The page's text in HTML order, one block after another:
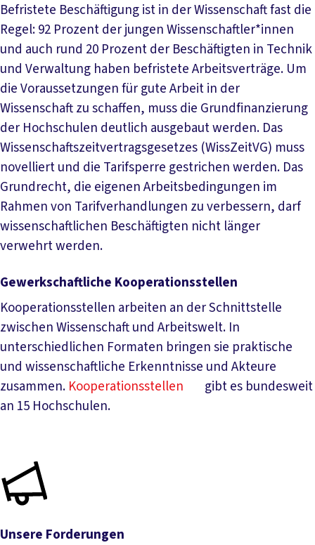
Befristete Beschäftigung ist in der Wissenschaft fast die
Regel: 92 Prozent der jungen Wissenschaftler*innen
und auch rund 20 Prozent der Beschäftigten in Technik
und Verwaltung haben befristete Arbeitsverträge. Um
die Voraussetzungen für gute Arbeit in der
Wissenschaft zu schaffen, muss die Grundfinanzierung
der Hochschulen deutlich ausgebaut werden. Das
Wissenschaftszeitvertragsgesetzes (WissZeitVG) muss
novelliert und die Tarifsperre gestrichen werden. Das
Grundrecht, die eigenen Arbeitsbedingungen im
Rahmen von Tarifverhandlungen zu verbessern, darf
wissenschaftlichen Beschäftigten nicht länger
verwehrt werden.
Gewerkschaftliche Kooperationsstellen
Kooperationsstellen arbeiten an der Schnittstelle
zwischen Wissenschaft und Arbeitswelt. In
unterschiedlichen Formaten bringen sie praktische
und wissenschaftliche Erkenntnisse und Akteure
zusammen. Kooperationsstellen
gibt es bundesweit
an 15 Hochschulen.
Unsere Forderungen